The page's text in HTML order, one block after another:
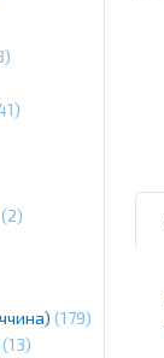
2
179
13